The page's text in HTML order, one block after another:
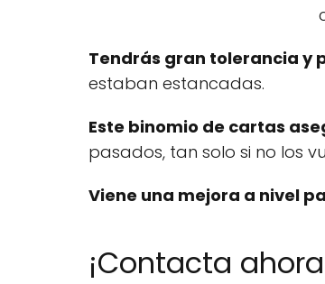
Tendrás gran tolerancia y
estaban estancadas.
Este binomio de cartas
pasados, tan solo si no los
Viene una mejora a nivel
¡Contacta